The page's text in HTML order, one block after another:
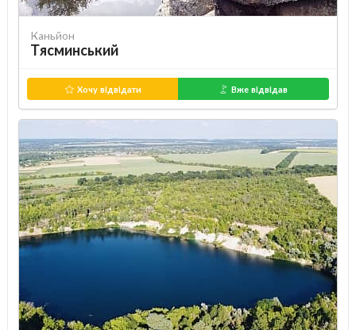
Каньйон
Тясминський
Хочу відвідати Вже відвідав